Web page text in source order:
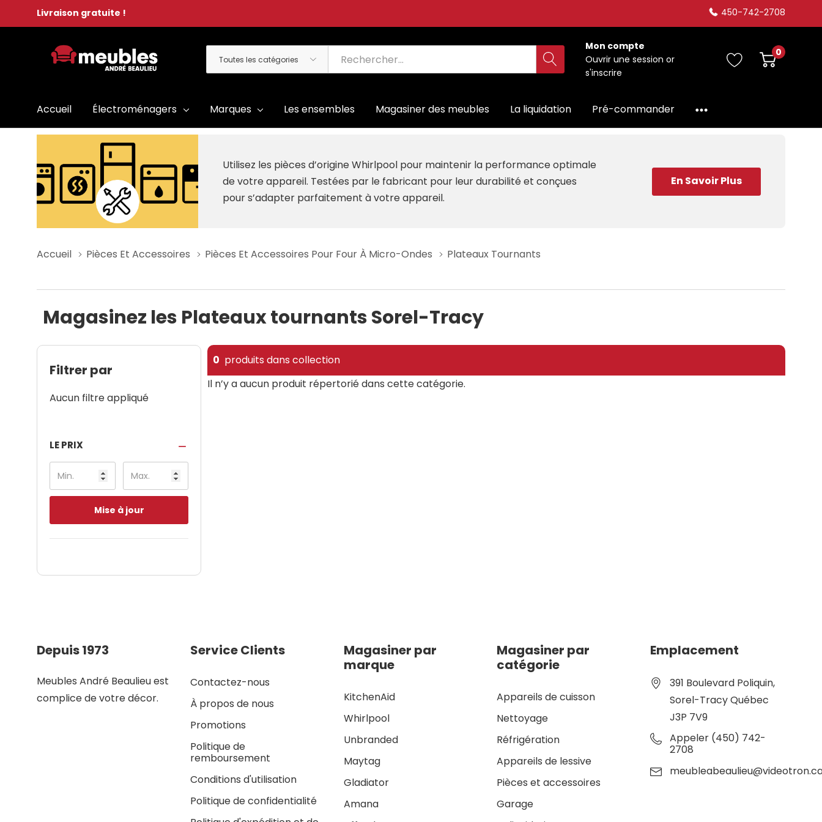
Livraison gratuite ! 450-742-2708
Toutes
les
Rechercher
Mon compte
Ouvrir une session or
s'inscrire
0
Accueil Électroménagers Marques Les ensembles Magasiner des meubles La liquidation Pré-commander
Utilisez les pièces d’origine Whirlpool pour maintenir la performance optimale
de votre appareil. Testées par le fabricant pour leur durabilité et conçues
pour s’adapter parfaitement à votre appareil.
En Savoir Plus
Accueil Pièces Et Accessoires Pièces Et Accessoires Pour Four À Micro-Ondes Plateaux Tournants
Magasinez les Plateaux tournants Sorel-Tracy
Filtrer par
Aucun filtre appliqué
LE PRIX
Mise à jour
0 produits dans collection
Il n’y a aucun produit répertorié dans cette catégorie.
Depuis 1973
Meubles André Beaulieu est
complice de votre décor.
Service Clients
Contactez-nous
À propos de nous
Promotions
Politique de
remboursement
Conditions d'utilisation
Politique de confidentialité
Magasiner par
marque
KitchenAid
Whirlpool
Unbranded
Maytag
Gladiator
Amana
Magasiner par
catégorie
Appareils de cuisson
Nettoyage
Réfrigération
Appareils de lessive
Pièces et accessoires
Garage
Emplacement
391 Boulevard Poliquin,
Sorel-Tracy Québec
J3P 7V9
Appeler (450) 742-
2708